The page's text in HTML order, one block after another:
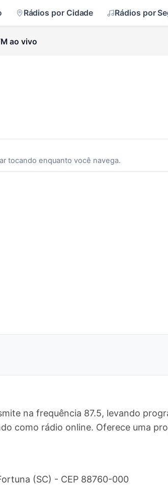
Rádios por Cidade Rádios por
ao vivo
tocando enquanto você navega.
na frequência 87.5, levando
como rádio online. Oferece uma
(SC) - CEP 88760-000